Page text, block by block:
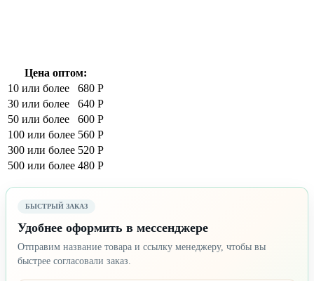
Цена оптом:
10 или более
680 Р
30 или более
640 Р
50 или более
600 Р
100 или более 560 Р
300 или более 520 Р
500 или более 480 Р
БЫСТРЫЙ ЗАКАЗ
Удобнее оформить в мессенджере
Отправим название товара и ссылку менеджеру, чтобы вы
быстрее согласовали заказ.